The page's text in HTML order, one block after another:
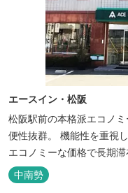
エースイン・松阪
松阪駅前の本格派エコノ
便性抜群。 機能性を重視
エコノミーな価格で長期
ただけます。 無料サービス ・３０種類以上の和洋朝食ビュッフェ
（6:30～9:30） ・アルコ
中南勢